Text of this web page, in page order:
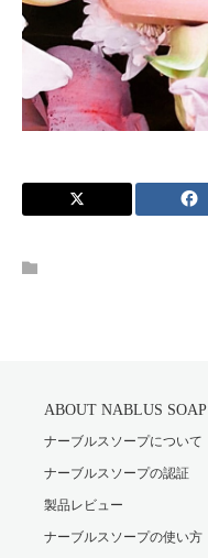
ABOUT NABLUS SOAP
ナーブルスソープについて
ナーブルスソープの認証
製品レビュー
ナーブルスソープの使い方